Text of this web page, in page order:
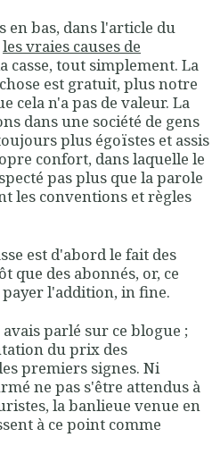
en bas, dans l'article du
les vraies causes de
casse, tout simplement. La
est gratuit, plus notre
cela n'a pas de valeur. La
dans une société de gens
plus égoïstes et assis
confort, dans laquelle le
pas plus que la parole
les conventions et règles
est d'abord le fait des
que des abonnés, or, ce
l'addition, in fine.
parlé sur ce blogue ;
du prix des
premiers signes. Ni
ne pas s'être attendus à
la banlieue venue en
à ce point comme